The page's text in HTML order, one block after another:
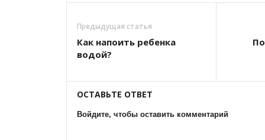
Предыдущая статья
Как напоить ребенка
водой?
ОСТАВЬТЕ ОТВЕТ
Войдите, чтобы оставить комментарий